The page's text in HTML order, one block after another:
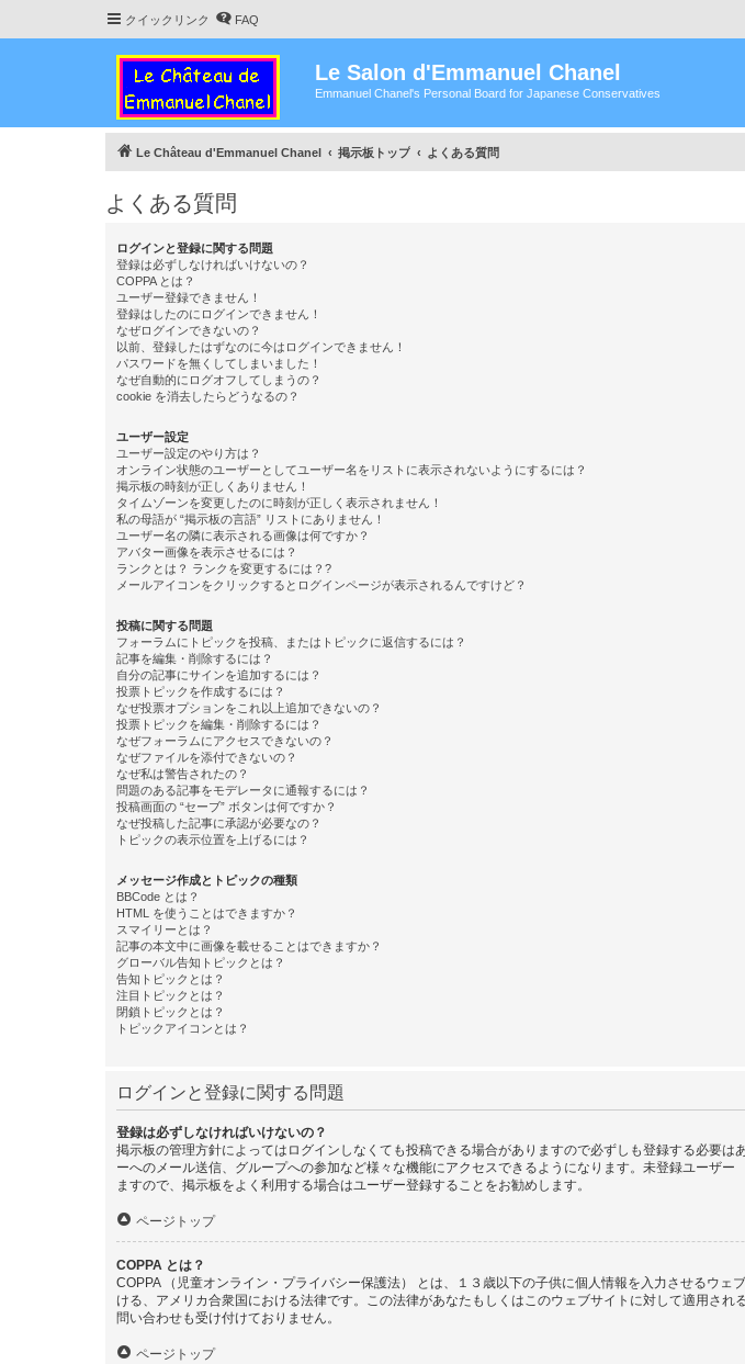
クイックリンク FAQ
Le Salon d'Emmanuel Chanel
Emmanuel Chanel's Personal Board for Japanese Conservatives
Le Château d'Emmanuel Chanel 掲示板トップ よくある質問
よくある質問
ログインと登録に関する問題
登録は必ずしなければいけないの？
COPPA とは？
ユーザー登録できません！
登録はしたのにログインできません！
なぜログインできないの？
以前、登録したはずなのに今はログインできません！
パスワードを無くしてしまいました！
なぜ自動的にログオフしてしまうの？
cookie を消去したらどうなるの？
ユーザー設定
ユーザー設定のやり方は？
オンライン状態のユーザーとしてユーザー名をリストに表示されないようにするには？
掲示板の時刻が正しくありません！
タイムゾーンを変更したのに時刻が正しく表示されません！
私の母語が “掲示板の言語” リストにありません！
ユーザー名の隣に表示される画像は何ですか？
アバター画像を表示させるには？
ランクとは？ ランクを変更するには？?
メールアイコンをクリックするとログインページが表示されるんですけど？
投稿に関する問題
フォーラムにトピックを投稿、またはトピックに返信するには？
記事を編集・削除するには？
自分の記事にサインを追加するには？
投票トピックを作成するには？
なぜ投票オプションをこれ以上追加できないの？
投票トピックを編集・削除するには？
なぜフォーラムにアクセスできないの？
なぜファイルを添付できないの？
なぜ私は警告されたの？
問題のある記事をモデレータに通報するには？
投稿画面の “セーブ” ボタンは何ですか？
なぜ投稿した記事に承認が必要なの？
トピックの表示位置を上げるには？
メッセージ作成とトピックの種類
BBCode とは？
HTML を使うことはできますか？
スマイリーとは？
記事の本文中に画像を載せることはできますか？
グローバル告知トピックとは？
告知トピックとは？
注目トピックとは？
閉鎖トピックとは？
トピックアイコンとは？
ログインと登録に関する問題
登録は必ずしなければいけないの？
掲示板の管理方針によってはログインしなくても投稿できる場合がありますので必ずしも登録する必要
ーへのメール送信、グループへの参加など様々な機能にアクセスできるようになります。未登録ユーザ
ますので、掲示板をよく利用する場合はユーザー登録することをお勧めします。
ページトップ
COPPA とは？
COPPA （児童オンライン・プライバシー保護法） とは、１３歳以下の子供に個人情報を入力させるウ
ける、アメリカ合衆国における法律です。この法律があなたもしくはこのウェブサイトに対して適用さ
問い合わせも受け付けておりません。
ページトップ